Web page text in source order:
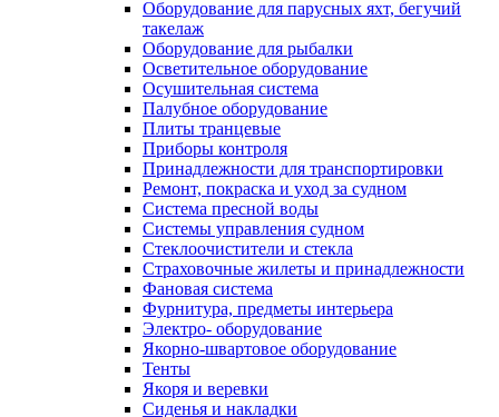
Оборудование для парусных яхт, бегучий
такелаж
Оборудование для рыбалки
Осветительное оборудование
Осушительная система
Палубное оборудование
Плиты транцевые
Приборы контроля
Принадлежности для транспортировки
Ремонт, покраска и уход за судном
Система пресной воды
Системы управления судном
Стеклоочистители и стекла
Страховочные жилеты и принадлежности
Фановая система
Фурнитура, предметы интерьера
Электро- оборудование
Якорно-швартовое оборудование
Тенты
Якоря и веревки
Сиденья и накладки